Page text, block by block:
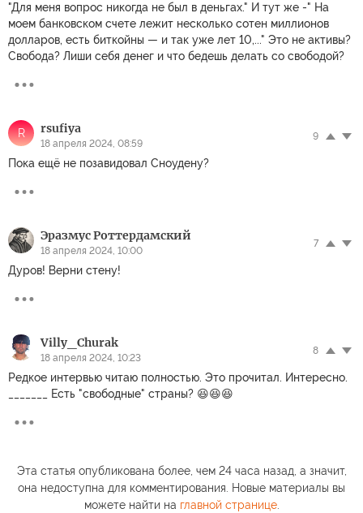
"Для меня вопрос никогда не был в деньгах." И тут же -" На
моем банковском счете лежит несколько сотен миллионов
долларов, есть биткойны — и так уже лет 10,..." Это не активы?
Свобода? Лиши себя денег и что бедешь делать со свободой?
R rsufiya
18 апреля 2024, 08:59
9
Пока ещё не позавидовал Сноудену?
Эразмус Роттердамский
18 апреля 2024, 10:00
7
Дуров! Верни стену!
Villy_Churak
18 апреля 2024, 10:23
8
Редкое интервью читаю полностью. Это прочитал. Интересно.
_______ Есть "свободные" страны? 😆😆😆
Эта статья опубликована более, чем 24 часа назад, а значит,
она недоступна для комментирования. Новые материалы вы
можете найти на главной странице.